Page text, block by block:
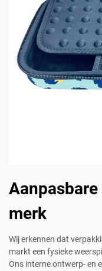
merk
Wij erkennen dat
markt een fysieke
Ons interne ontwerp- en